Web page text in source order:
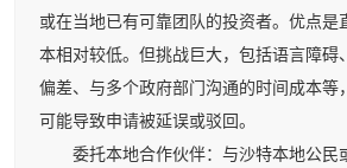
或在当地已有可靠团队的投资者。优点是
本相对较低。但挑战巨大，包括语言障碍
偏差、与多个政府部门沟通的时间成本等
可能导致申请被延误或驳回。
委托本地合作伙伴：与沙特本地公民